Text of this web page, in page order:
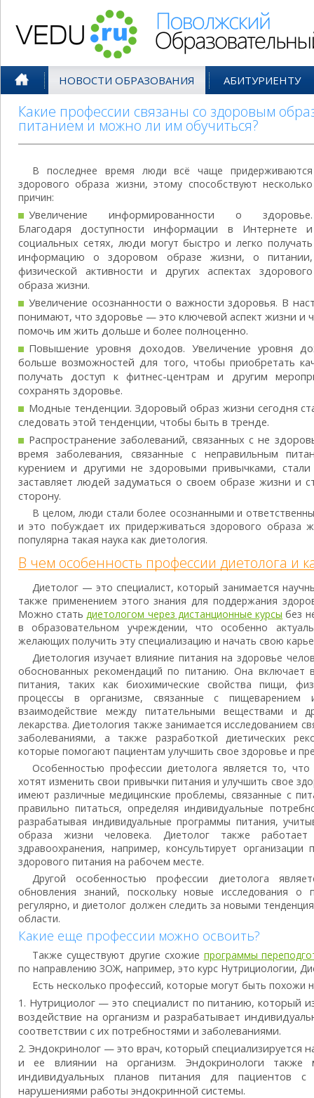
НОВОСТИ ОБРАЗОВАНИЯ АБИТУРИЕНТУ
Какие профессии связаны со здоровым
питанием и можно ли им обучиться?
В последнее время люди всё чаще придерживаются
здорового образа жизни, этому способствуют несколько
причин:
Увеличение информированности о здоровье.
Благодаря доступности информации в Интернете и
социальных сетях, люди могут быстро и легко получать
информацию о здоровом образе жизни, о питании,
физической активности и других аспектах здорового
образа жизни.
Увеличение осознанности о важности здоровья. В
понимают, что здоровье — это ключевой аспект жизни и
помочь им жить дольше и более полноценно.
Повышение уровня доходов. Увеличение уровня
больше возможностей для того, чтобы приобретать
получать доступ к фитнес-центрам и другим
сохранять здоровье.
Модные тенденции. Здоровый образ жизни сегодня
следовать этой тенденции, чтобы быть в тренде.
Распространение заболеваний, связанных с не
время заболевания, связанные с неправильным
курением и другими не здоровыми привычками,
заставляет людей задуматься о своем образе жизни и
сторону.
В целом, люди стали более осознанными и
и это побуждает их придерживаться здорового образа
популярна такая наука как диетология.
В чем особенность профессии диетолога и
Диетолог — это специалист, который занимается
также применением этого знания для поддержания
Можно статьдиетологом через дистанционные курсы без
в образовательном учреждении, что особенно
желающих получить эту специализацию и начать свою
Диетология изучает влияние питания на здоровье
обоснованных рекомендаций по питанию. Она включает
питания, таких как биохимические свойства пищи,
процессы в организме, связанные с
взаимодействие между питательными веществами и
лекарства. Диетология также занимается исследованием
заболеваниями, а также разработкой диетических
которые помогают пациентам улучшить свое здоровье и
Особенностью профессии диетолога является то,
хотят изменить свои привычки питания и улучшить свое
имеют различные медицинские проблемы, связанные с
правильно питаться, определяя индивидуальные
разрабатывая индивидуальные программы питания,
образа жизни человека. Диетолог также
здравоохранения, например, консультирует
здорового питания на рабочем месте.
Другой особенностью профессии диетолога
обновления знаний, поскольку новые исследования о
регулярно, и диетолог должен следить за новыми
области.
Какие еще профессии можно освоить?
Также существуют другие схожие программы
по направлению ЗОЖ, например, это курс Нутрициологии,
Есть несколько профессий, которые могут быть похожи
Нутрициолог — это специалист по питанию, который
воздействие на организм и разрабатывает
соответствии с их потребностями и заболеваниями.
Эндокринолог — это врач, который специализируется
и ее влиянии на организм. Эндокринологи также
индивидуальных планов питания для пациентов с
нарушениями работы эндокринной системы.